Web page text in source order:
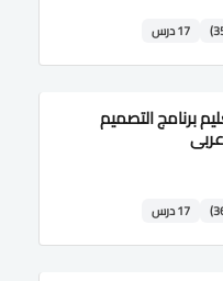
17 درس
كورس كامل لتعليم برنامج التصميم
17 درس